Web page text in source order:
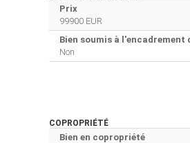
Prix
99900 EUR
Bien soumis à l'encadrement
Non
COPROPRIÉTÉ
Bien en copropriété